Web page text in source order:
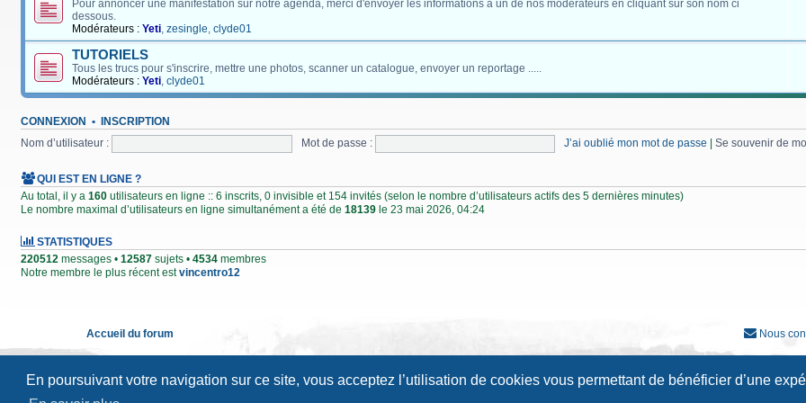
En poursuivant votre navigation sur ce site, vous acceptez l’utilisation de cookies vous permettant de bénéficier d’une
Pour annoncer une manifestation sur notre agenda, merci d'envoyer les informations à un de nos modérateurs en cliquant sur son nom ci
dessous.
Modérateurs : Yeti, zesingle, clyde01
TUTORIELS
Tous les trucs pour s'inscrire, mettre une photos, scanner un catalogue, envoyer un reportage .....
Modérateurs : Yeti, clyde01
CONNEXION • INSCRIPTION
Nom d’utilisateur : Mot de passe : J’ai oublié mon mot de passe Se souvenir de
QUI EST EN LIGNE ?
Au total, il y a 160 utilisateurs en ligne :: 6 inscrits, 0 invisible et 154 invités (selon le nombre d’utilisateurs actifs des 5 dernières minutes)
Le nombre maximal d’utilisateurs en ligne simultanément a été de 18139 le 23 mai 2026, 04:24
STATISTIQUES
220512 messages • 12587 sujets • 4534 membres
Notre membre le plus récent estvincentro12
Accueil du forum Nous
Traduction française officielle©Qiaeru